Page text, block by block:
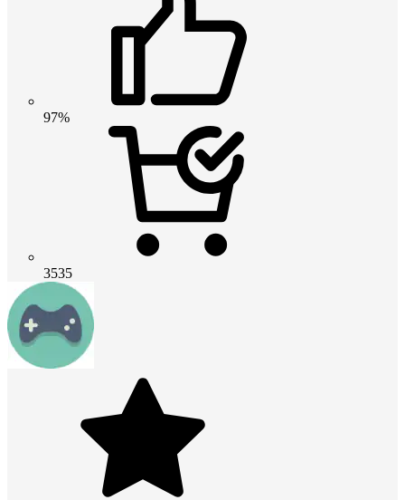
97%
3535